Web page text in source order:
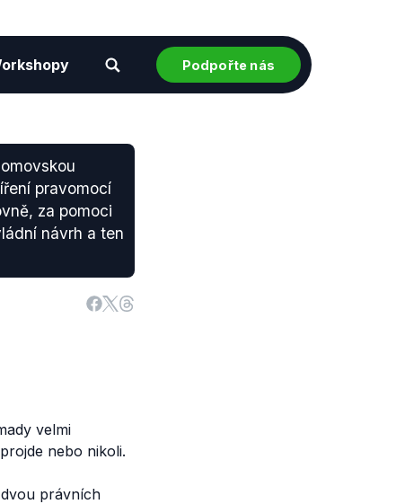
Podpořte nás
pravomocí
za pomoci
návrh a ten
velmi
nebo nikoli.
právních